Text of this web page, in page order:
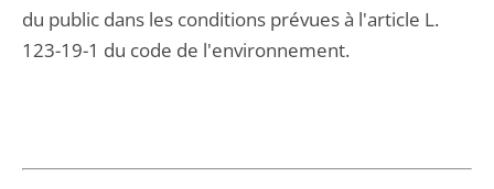
du public dans les conditions prévues à l'article L.
123-19-1 du code de l'environnement.